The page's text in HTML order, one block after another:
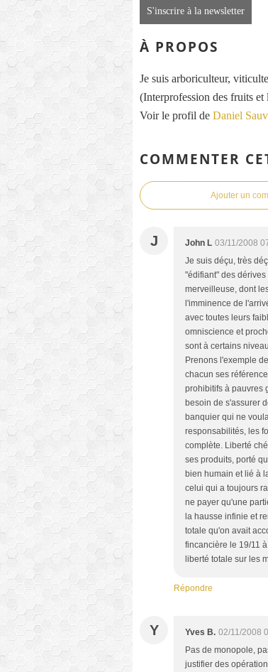
S'inscrire à la newsletter
À PROPOS
Je suis arboriculteur,
(Interprofession des fruits et
Voir le profil de Daniel
COMMENTER
Ajouter un
J John L 03/11/2008
Je suis déçu, très
"édifiant" des
merveilleuse, dont
l'imminence de
avec toutes leurs
omniscience et
sont à certains
Prenons l'exemple
chacun ses
prohibitifs à pauvres
besoin de s'assurer
banquier qui ne
responsabilités, les
complète. Liberté
ses produits, porté
bien humain et lié à
celui qui a toujours
ne payer qu'une
la hausse infinie et
totale qu'on avait
fincancière le 19/11
liberté totale sur les
Répondre
Y Yves B. 02/11/2008
Pas de monopole,
justifier des